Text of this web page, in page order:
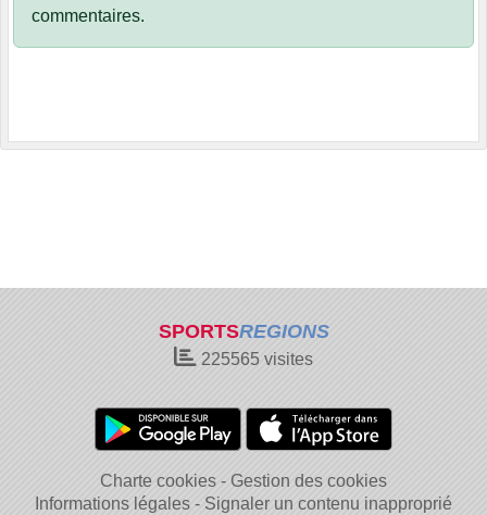
commentaires.
SPORTSREGIONS
225565 visites
Charte cookies
Gestion des cookies
Informations légales
Signaler un contenu inapproprié